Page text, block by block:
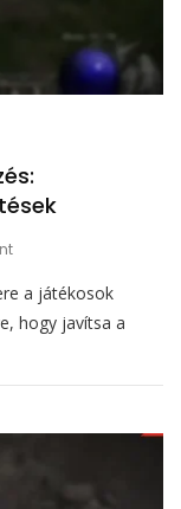
On
Ark
Eseménybolt
Visszajelzés:
Javaslatok,
a játékosok
hogy javítsa a